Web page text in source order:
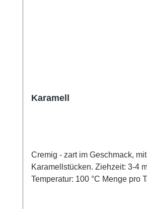
Karamell
Cremig - zart im Geschmack, mit
Karamellstücken. Ziehzeit: 3-4 min
Temperatur: 100 °C Menge pro Tasse: 1 TL